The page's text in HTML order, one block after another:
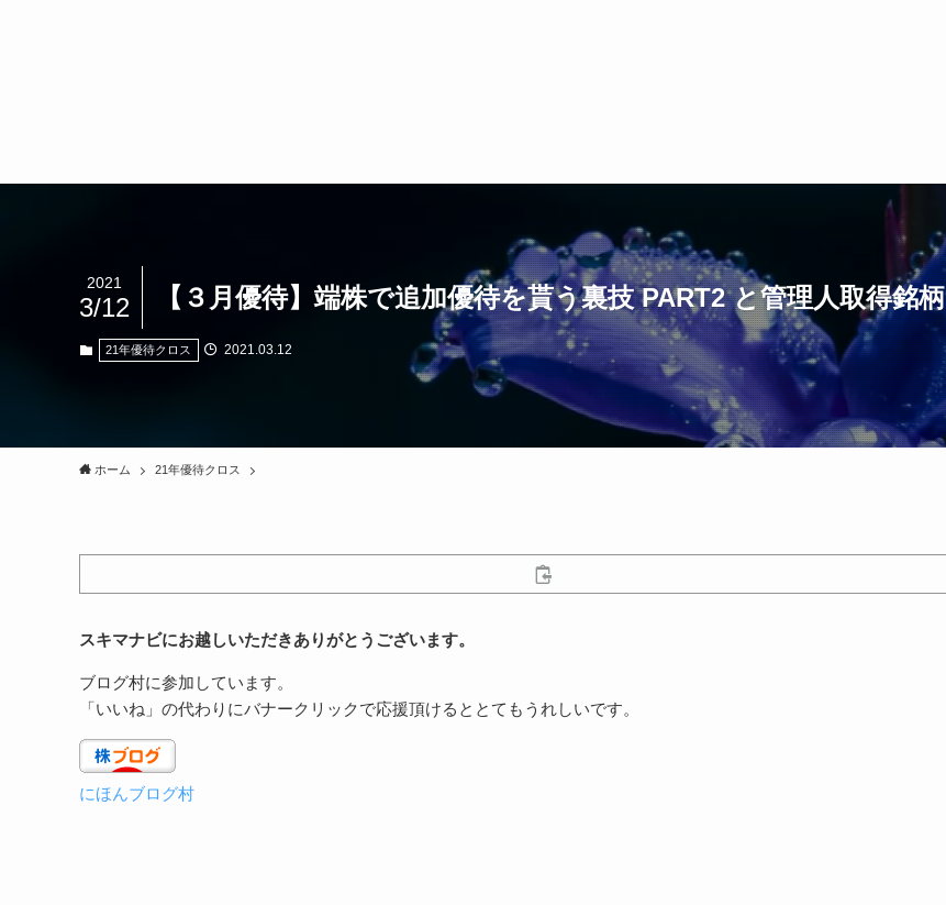
【３月優待】端株で追加優待を貰う裏技 PART2 と管理人取得銘柄
2021
3/12
21年優待クロス 2021.03.12
ホーム 21年優待クロス
スキマナビにお越しいただきありがとうございます。
ブログ村に参加しています。
「いいね」の代わりにバナークリックで応援頂けるととてもうれしいです。
にほんブログ村